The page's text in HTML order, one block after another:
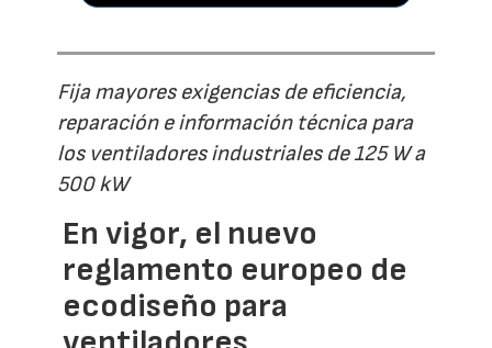
Fija mayores exigencias de eficiencia,
reparación e información técnica para
los ventiladores industriales de 125 W a
500 kW
En vigor, el nuevo
reglamento europeo de
ecodiseño para